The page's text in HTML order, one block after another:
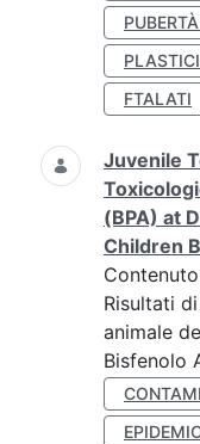
FTALATI
Juvenile
(BPA) at
Children
Risultati
animale
Bisfenolo